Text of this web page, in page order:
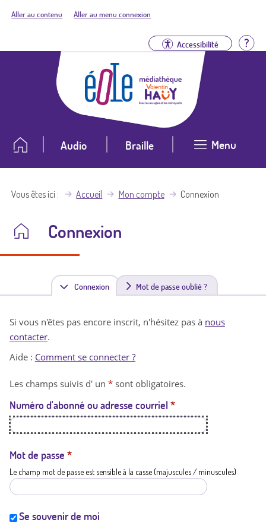
Aller au contenu Aller au menu connexion
Accessibilité
Audio Braille Menu
Vous êtes ici Accueil Mon compte Connexion
Connexion
Connexion(
n
t
a
t
i
Mot de passe oublié ?
Si vous n'êtes pas encore inscrit, n'hésitez pas à nous
contacter.
Aide : Comment se connecter ?
Les champs suivis d' un * sont obligatoires.
Numéro d'abonné ou adresse courriel *
Mot de passe *
Le champ mot de passe est sensible à la casse (majuscules / minuscules)
Se souvenir de moi